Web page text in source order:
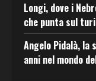
Longi, dove i
che punta sul
Angelo Pidalà, la
anni nel mondo